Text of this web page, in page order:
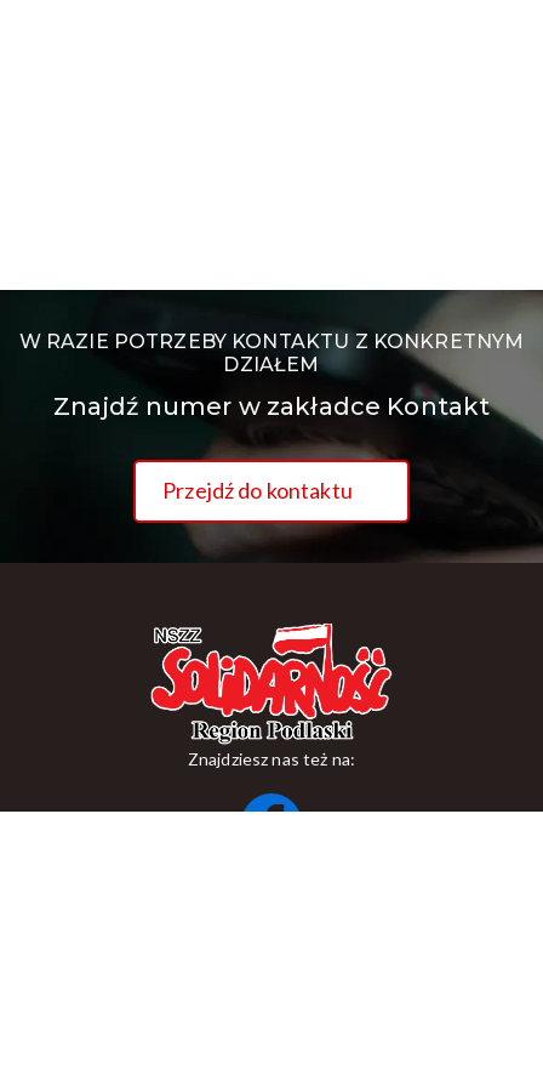
W RAZIE POTRZEBY KONTAKTU Z KONKRETNYM
DZIAŁEM
Znajdź numer w zakładce Kontakt
Przejdź do kontaktu
Znajdziesz nas też na: